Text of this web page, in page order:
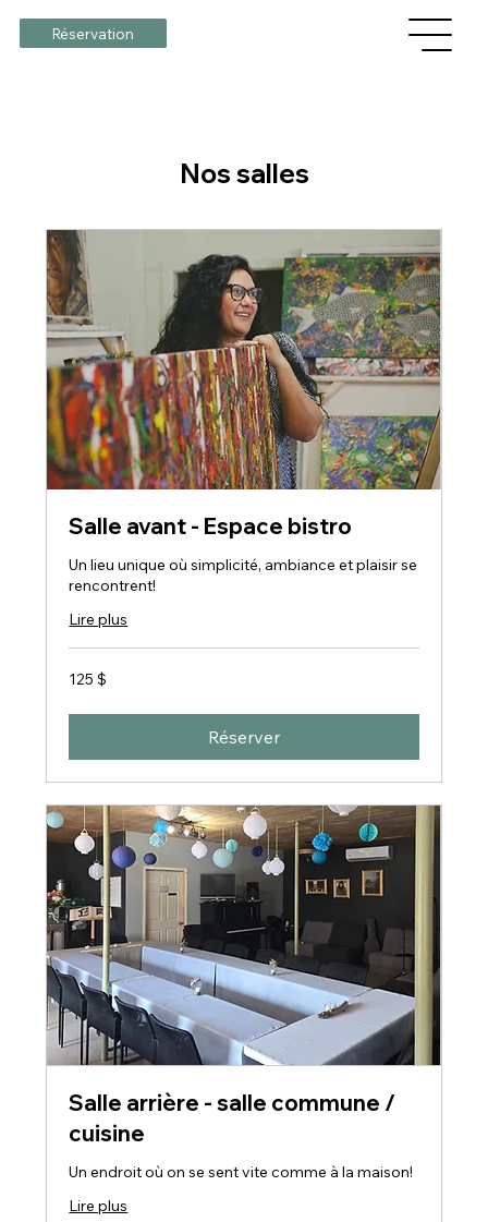
Réservation
Nos salles
Salle avant - Espace bistro
Un lieu unique où simplicité, ambiance et plaisir se
rencontrent!
Lire plus
125 dollars
canadiens
125 $
Réserver
Salle arrière - salle commune /
cuisine
Un endroit où on se sent vite comme à la maison!
Lire plus